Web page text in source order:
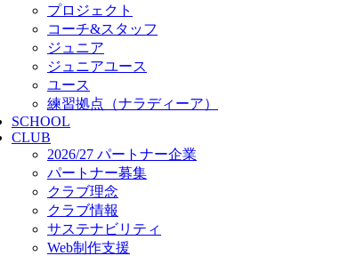
プロジェクト
コーチ&スタッフ
ジュニア
ジュニアユース
ユース
練習拠点（ナラディーア）
SCHOOL
CLUB
2026/27 パートナー企業
パートナー募集
クラブ理念
クラブ情報
サステナビリティ
Web制作支援